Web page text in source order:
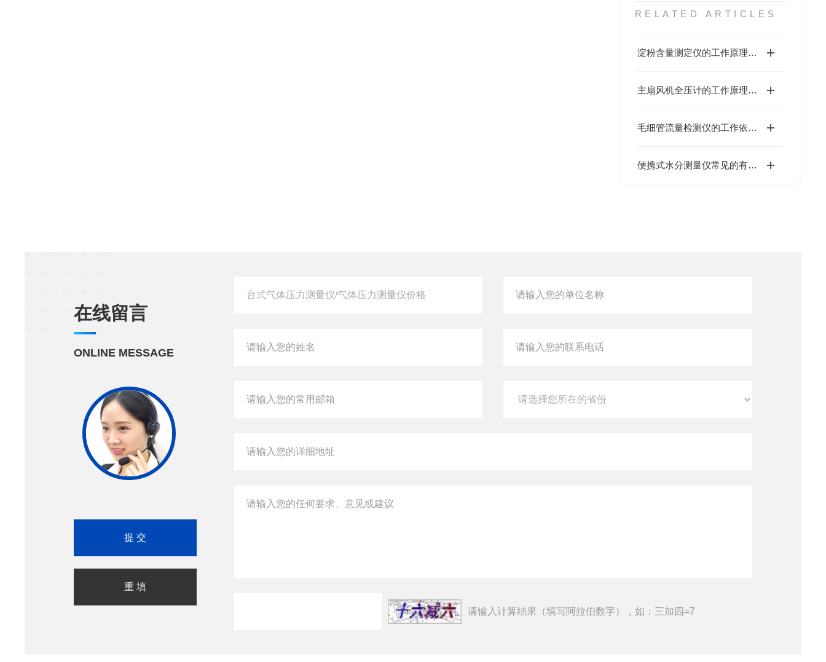
RELATED ARTICLES
淀粉含量测定仪的工作原理与性能优势值得深入探讨
主扇风机全压计的工作原理基于流体力学中的伯努利方程
毛细管流量检测仪的工作依据是什么？
便携式水分测量仪常见的有卡尔·费休法和红外法两种
在线留言
ONLINE MESSAGE
请输入计算结果（填写阿拉伯数字），如：三加四=7